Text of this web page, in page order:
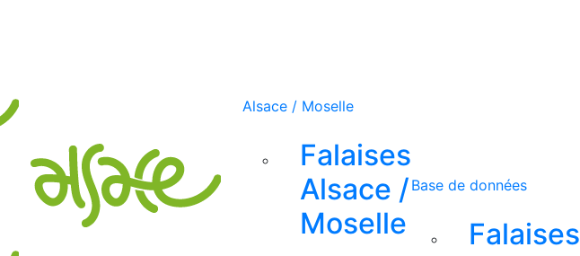
Alsace / Moselle
Falaises
Alsace /
Moselle
Base de données
Falaises